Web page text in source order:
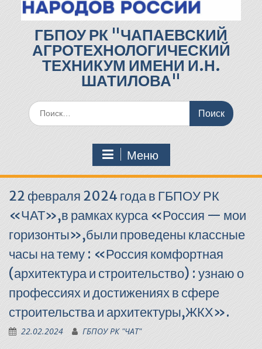
ГБПОУ РК "ЧАПАЕВСКИЙ
АГРОТЕХНОЛОГИЧЕСКИЙ
ТЕХНИКУМ ИМЕНИ И.Н.
ШАТИЛОВА"
Поиск
по:
Меню
22 февраля 2024 года в ГБПОУ РК
«ЧАТ»,в рамках курса «Россия — мои
горизонты»,были проведены классные
часы на тему : «Россия комфортная
(архитектура и строительство) : узнаю о
профессиях и достижениях в сфере
строительства и архитектуры,ЖКХ».
22.02.2024 ГБПОУ РК "ЧАТ"